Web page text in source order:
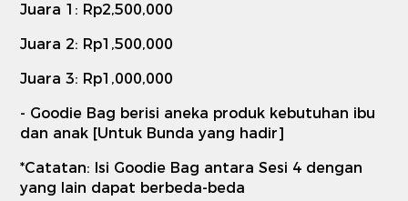
Juara 1: Rp2,500,000
Juara 2: Rp1,500,000
Juara 3: Rp1,000,000
- Goodie Bag berisi aneka produk kebutuhan ibu
dan anak [Untuk Bunda yang hadir]
*Catatan: Isi Goodie Bag antara Sesi 4 dengan
yang lain dapat berbeda-beda